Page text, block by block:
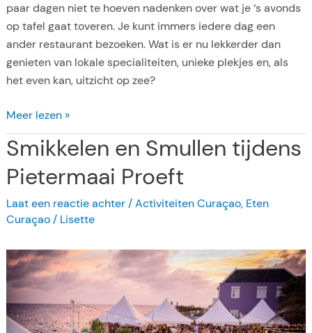
s
s
e
p
C
u
a
ç
a
o
paar dagen niet te hoeven nadenken over wat je ‘s avonds
op tafel gaat toveren. Je kunt immers iedere dag een
ander restaurant bezoeken. Wat is er nu lekkerder dan
genieten van lokale specialiteiten, unieke plekjes en, als
het even kan, uitzicht op zee?
T
o
p
3
N
i
e
-
-
Meer lezen »
Smikkelen en Smullen tijdens
Pietermaai Proeft
Laat een reactie achter /Activiteiten Curaçao, Eten
Curaçao/ Lisette